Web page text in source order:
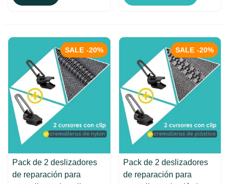
SALE -20%
Pack de 2 deslizadores
de reparación para
SALE -20%
Pack de 2 deslizadores
de reparación para